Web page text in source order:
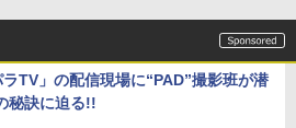
ラTV」の配信現場に“PAD”撮影班が潜
秘訣に迫る!!